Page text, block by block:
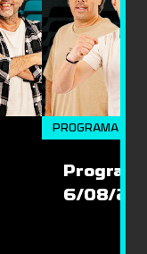
PROGRAMA
6/08/